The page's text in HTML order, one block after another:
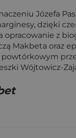
Józefa
dzięki
z
Makbeta oraz
powtórkowym
Wójtowicz-